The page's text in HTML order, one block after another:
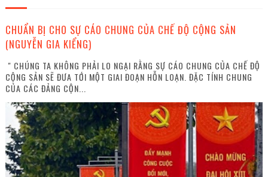
CHUẨN BỊ CHO SỰ CÁO CHUNG CỦA CHẾ ĐỘ CỘNG SẢN
(NGUYỄN GIA KIỂNG)
" CHÚNG TA KHÔNG PHẢI LO NGẠI RẰNG SỰ CÁO CHUNG CỦA CHẾ ĐỘ
CỘNG SẢN SẼ ĐƯA TỚI MỘT GIAI ĐOẠN HỖN LOẠN. ĐẶC TÍNH CHUNG
CỦA CÁC ĐẢNG CỘN...